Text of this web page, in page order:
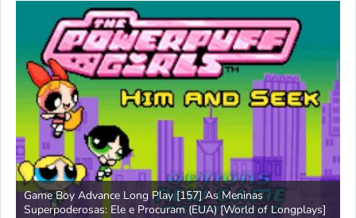
Game Boy Advance Long Play [157] As Meninas
Superpoderosas: Ele e Procuram (EUA) [World of Longplays]